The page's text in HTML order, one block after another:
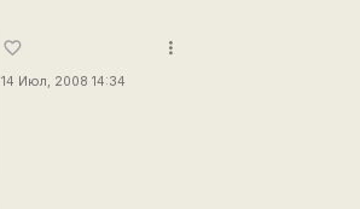
favorite_border
14 Июл, 2008 14:34
more_vert